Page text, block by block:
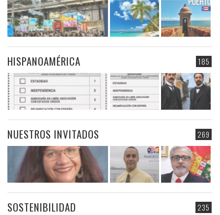
185
HISPANOAMÉRICA
269
NUESTROS INVITADOS
235
SOSTENIBILIDAD